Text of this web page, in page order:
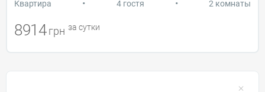
Квартира • 4 гостя • 2 комнаты
8914 грн за сутки